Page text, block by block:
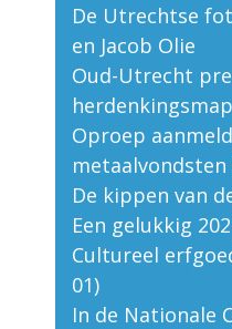
De Utrechtse
en Jacob Olie
Oud-Utrecht
herdenkingsmap
Oproep
De kippen van
Een gelukkig
Cultureel
01)
In de Nationale